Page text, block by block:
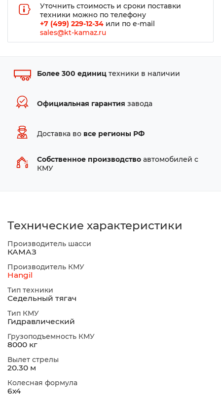
Уточнить стоимость и сроки поставки
техники можно по телефону
+7 (499) 229-12-34 или по e-mail
sales@kt-kamaz.ru
Более 300 единиц техники в наличии
Официальная гарантия завода
Доставка во все регионы РФ
Собственное производство автомобилей с
КМУ
Технические характеристики
Производитель шасси
КАМАЗ
Производитель КМУ
Hangil
Тип техники
Седельный тягач
Тип КМУ
Гидравлический
Грузоподъемность КМУ
8000 кг
Вылет стрелы
20.30 м
Колесная формула
6х4